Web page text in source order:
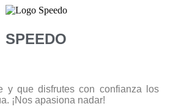
SPEEDO
y que disfrutes con confianza los
¡Nos apasiona nadar!